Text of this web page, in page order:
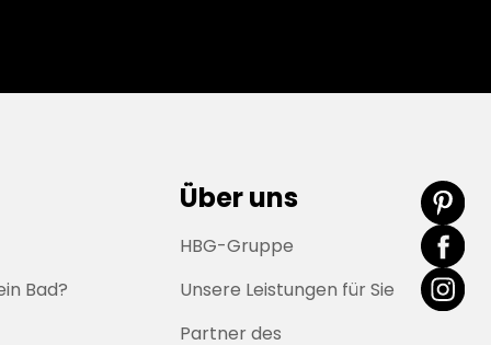
Bad?
Über uns
HBG-Gruppe
Unsere Leistungen für Sie
Partner des